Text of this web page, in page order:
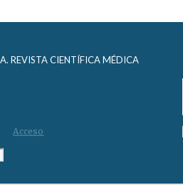
REVISTA CIENTÍFICA MÉDICA
Acceso